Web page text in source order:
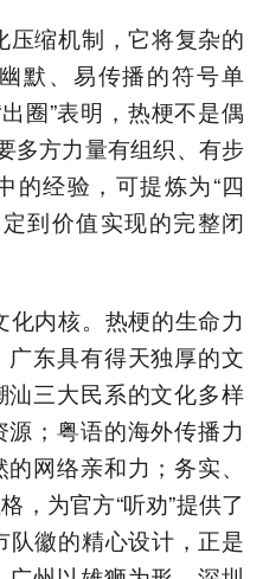
缩机制，它将复杂的
默、易传播的符号单
圈”表明，热梗不是偶
多方力量有组织、有步
的经验，可提炼为“四
到价值实现的完整闭
内核。热梗的生命力
东具有得天独厚的文
三大民系的文化多样
；粤语的海外传播力
网络亲和力；务实、
，为官方“听劝”提供了
队徽的精心设计，正是